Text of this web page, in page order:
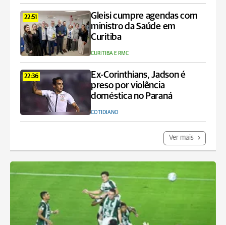
22:51
Gleisi cumpre agendas com
ministro da Saúde em
Curitiba
CURITIBA E RMC
22:36
Ex-Corinthians, Jadson é
preso por violência
doméstica no Paraná
COTIDIANO
Ver mais